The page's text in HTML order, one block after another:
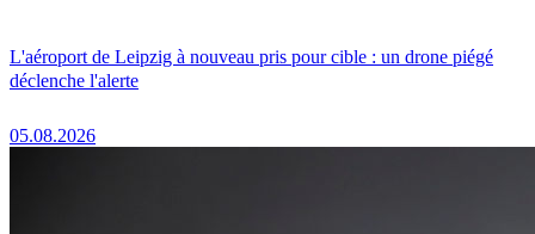
L'aéroport de Leipzig à nouveau pris pour cible : un drone piégé
déclenche l'alerte
05.08.2026